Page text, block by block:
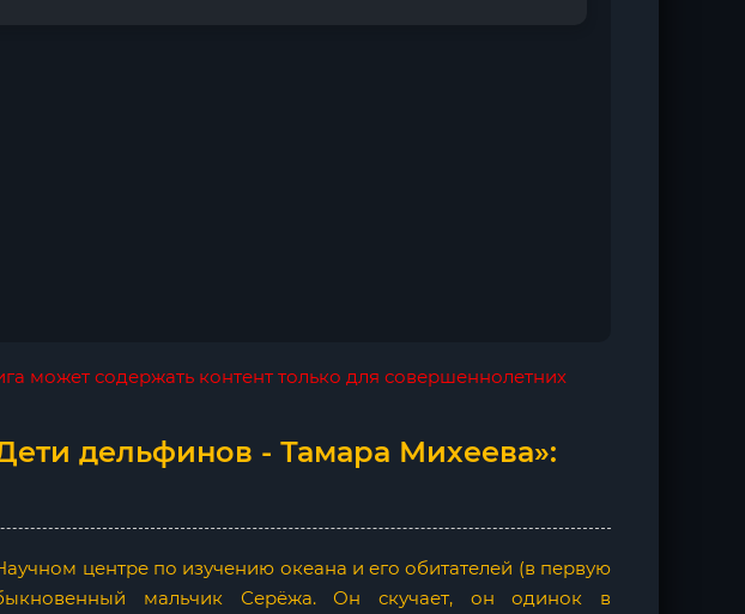
может содержать контент только для совершеннолетних
дельфинов - Тамара Михеева»:
центре по изучению океана и его обитателей (в первую
мальчик Серёжа. Он скучает, он одинок в